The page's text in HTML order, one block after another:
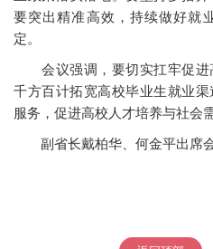
要突出精准高效，持续做好就
定。
会议强调，要切实扛牢促进
千方百计拓宽高校毕业生就业
服务，促进高校人才培养与社会
副省长戴柏华、何金平出席会